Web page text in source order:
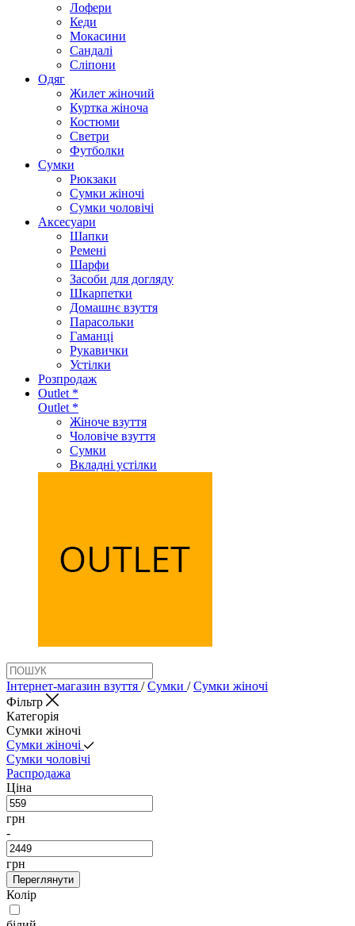
Лофери
Кеди
Мокасини
Сандалі
Сліпони
Одяг
Жилет жіночий
Куртка жіноча
Костюми
Светри
Футболки
Сумки
Рюкзаки
Сумки жіночі
Сумки чоловічі
Аксеcуари
Шапки
Ремені
Шарфи
Засоби для догляду
Шкарпетки
Домашнє взуття
Парасольки
Гаманці
Рукавички
Устілки
Розпродаж
Outlet *
Outlet *
Жіноче взуття
Чоловіче взуття
Сумки
Вкладні устілки
Інтернет-магазин взуття / Сумки / Сумки жіночі
Фільтр
Категорія
Сумки жіночі
Сумки жіночі
Сумки чоловічі
Распродажа
Ціна
грн
-
грн
Переглянути
Колір